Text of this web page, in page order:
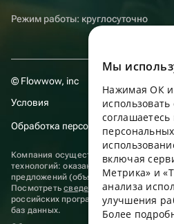
Режим работы: круглосуточно
© Flowwow, inc
Условия
Обработка персональных данных
Компания осуществляет
технологий: оказание услуг в сети
предложений (объявлений) продавцов
Посмотретьсведения о программах,
российских программ для
баз данных.
Мы
Нажимая ОК
использовать
соглашаетесь
включая
Метрика» и
анализа
улучшения
Более